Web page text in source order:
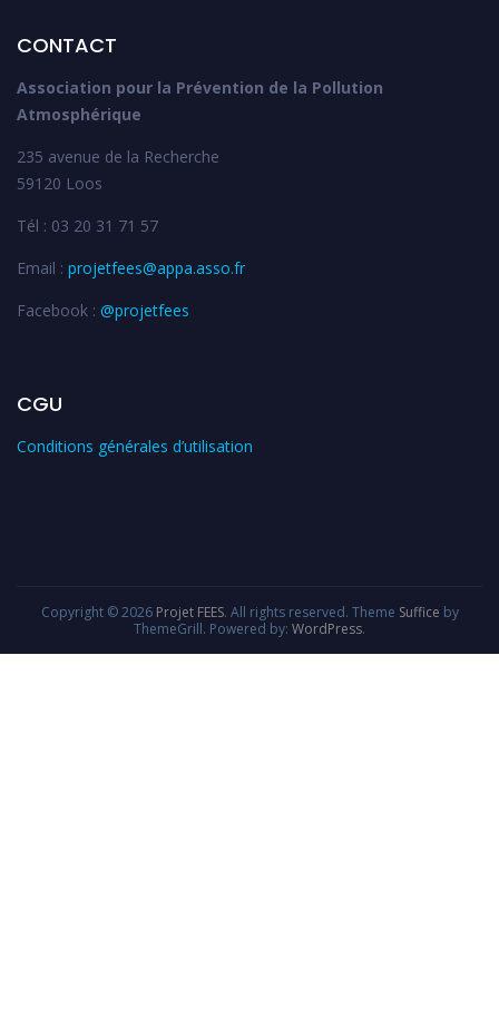
CONTACT
Association pour la Prévention de la Pollution
Atmosphérique
235 avenue de la Recherche
59120 Loos
Tél : 03 20 31 71 57
Email : projetfees@appa.asso.fr
Facebook : @projetfees
CGU
Conditions générales d’utilisation
Copyright © 2026 Projet FEES. All rights reserved. Theme Suffice by
ThemeGrill. Powered by: WordPress.